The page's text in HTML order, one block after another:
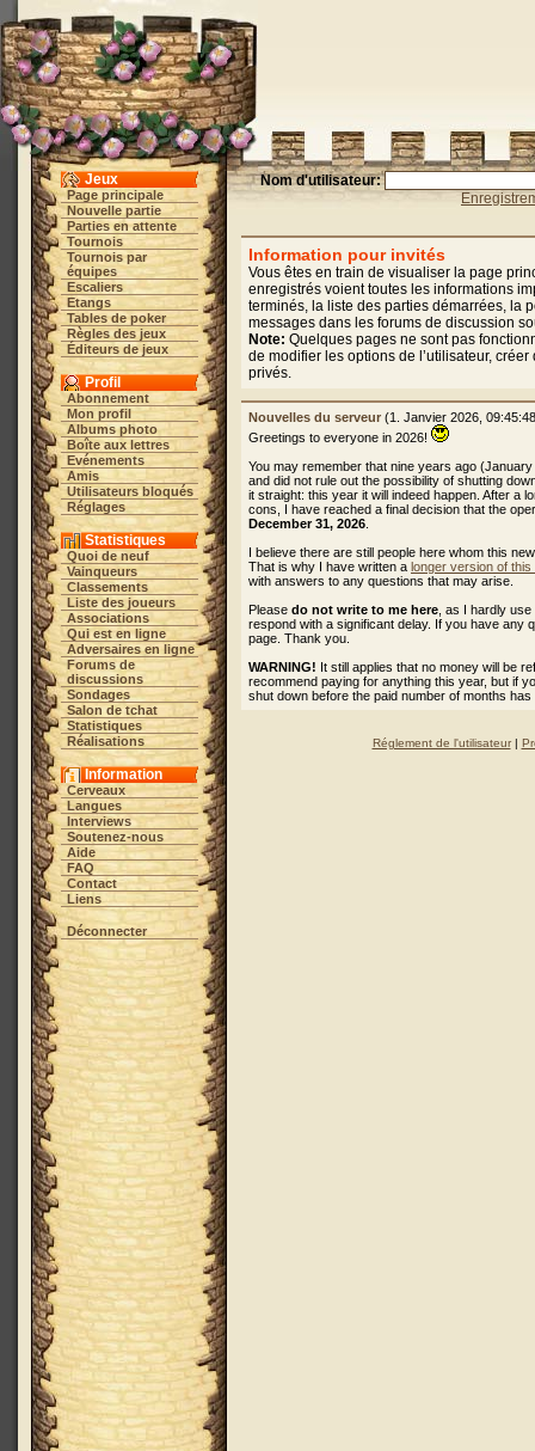
Jeux
Page principale
Nouvelle partie
Parties en attente
Tournois
Tournois par
équipes
Escaliers
Etangs
Tables de poker
Règles des jeux
Éditeurs de jeux
Profil
Abonnement
Mon profil
Albums photo
Boîte aux lettres
Evénements
Amis
Utilisateurs bloqués
Réglages
Statistiques
Quoi de neuf
Vainqueurs
Classements
Liste des joueurs
Associations
Qui est en ligne
Adversaires en ligne
Forums de
discussions
Sondages
Salon de tchat
Statistiques
Réalisations
Information
Cerveaux
Langues
Interviews
Soutenez-nous
Aide
FAQ
Contact
Liens
Déconnecter
Nom d'utilisateur:
Information pour invités
Vous êtes en train de visualiser la page
enregistrés voient toutes les informations
terminés, la liste des parties démarrées, la
messages dans les forums de discussion
Note: Quelques pages ne sont pas
de modifier les options de l’utilisateur,
privés.
Nouvelles du serveur (1. Janvier 2026,
Greetings to everyone in 2026!
You may remember that nine years ago
and did not rule out the possibility of shutting
it straight: this year it will indeed happen. After a
cons, I have reached a final decision that the
December 31, 2026
I believe there are still people here whom this
That is why I have written a longer version of this
with answers to any questions that may arise.
Please do not write to me here , as I hardly
respond with a significant delay. If you have any
page. Thank you.
WARNING! It still applies that no money will be
recommend paying for anything this year, but if
shut down before the paid number of months has
Réglement de l'utilisateur|